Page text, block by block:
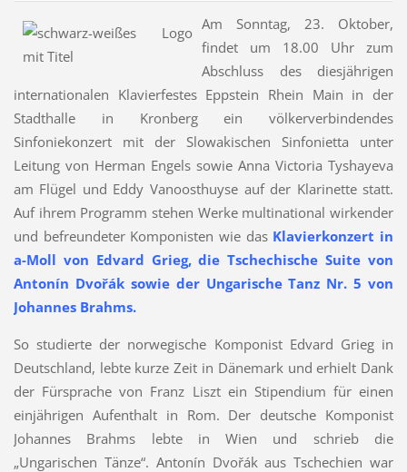
Am Sonntag, 23. Oktober,
findet um 18.00 Uhr zum
Abschluss des diesjährigen
internationalen Klavierfestes Eppstein Rhein Main in der
Stadthalle in Kronberg ein völkerverbindendes
Sinfoniekonzert mit der Slowakischen Sinfonietta unter
Leitung von Herman Engels sowie Anna Victoria Tyshayeva
am Flügel und Eddy Vanoosthuyse auf der Klarinette statt.
Auf ihrem Programm stehen Werke multinational wirkender
und befreundeter Komponisten wie das Klavierkonzert in
a-Moll von Edvard Grieg, die Tschechische Suite von
Antonín Dvořák sowie der Ungarische Tanz Nr. 5 von
Johannes Brahms.
So studierte der norwegische Komponist Edvard Grieg in
Deutschland, lebte kurze Zeit in Dänemark und erhielt Dank
der Fürsprache von Franz Liszt ein Stipendium für einen
einjährigen Aufenthalt in Rom. Der deutsche Komponist
Johannes Brahms lebte in Wien und schrieb die
„Ungarischen Tänze“. Antonín Dvořák aus Tschechien war